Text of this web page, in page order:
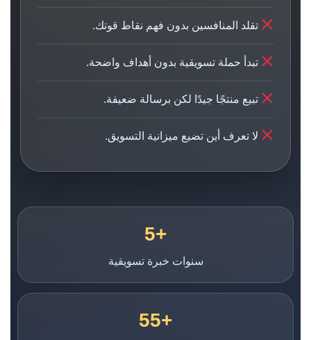
تقلد المنافسين بدون فهم نقاط قوتك.
تبدأ حملة تسويقية بدون أهداف واضحة.
تبيع منتجًا جيدًا لكن برسالة ضعيفة.
لا تعرف أين تضيع ميزانية التسويق.
+5
سنوات خبرة تسويقية
+55